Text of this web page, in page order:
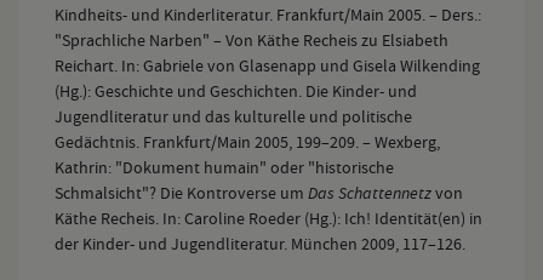
Kindheits- und Kinderliteratur. Frankfurt/Main 2005. – Ders.:
"Sprachliche Narben" – Von Käthe Recheis zu Elsiabeth
Reichart. In: Gabriele von Glasenapp und Gisela Wilkending
(Hg.): Geschichte und Geschichten. Die Kinder- und
Jugendliteratur und das kulturelle und politische
Gedächtnis. Frankfurt/Main 2005, 199–209. – Wexberg,
Kathrin: "Dokument humain" oder "historische
Schmalsicht"? Die Kontroverse um Das Schattennetzvon
Käthe Recheis. In: Caroline Roeder (Hg.): Ich! Identität(en) in
der Kinder- und Jugendliteratur. München 2009, 117–126.